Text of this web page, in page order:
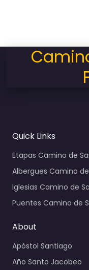
Quick Links
Etapas Camino de
Albergues Camino
Iglesias Camino de
Puentes Camino de
About
Apóstol Santiago
Año Santo Jacobeo